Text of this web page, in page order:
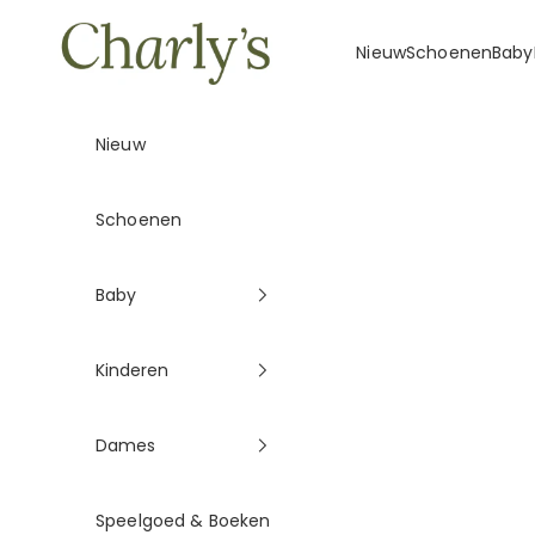
Charly's
NieuwSchoenenBaby
Nieuw
Schoenen
Baby
Kinderen
Dames
Speelgoed & Boeken